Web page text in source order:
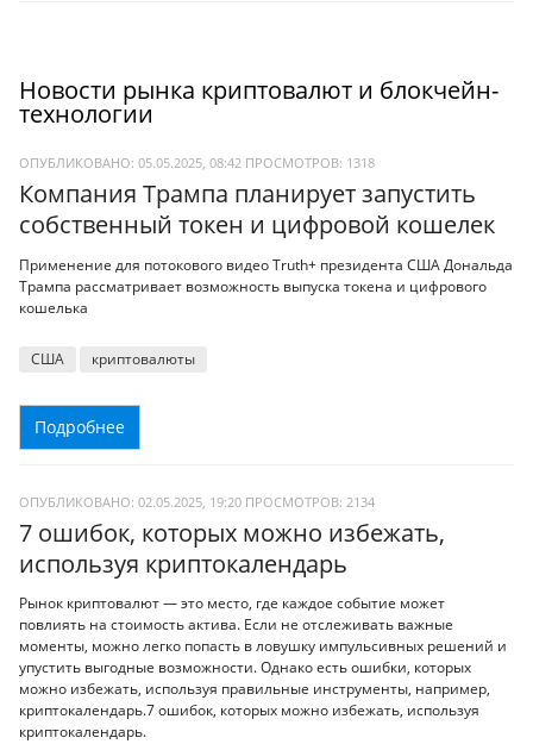
Новости рынка криптовалют и блокчейн-
технологии
ОПУБЛИКОВАНО: 05.05.2025, 08:42 ПРОСМОТРОВ: 1318
Компания Трампа планирует запустить
собственный токен и цифровой кошелек
Применение для потокового видео Truth+ президента США Дональда
Трампа рассматривает возможность выпуска токена и цифрового
кошелька
США криптовалюты
Подробнее
ОПУБЛИКОВАНО: 02.05.2025, 19:20 ПРОСМОТРОВ: 2134
7 ошибок, которых можно избежать,
используя криптокалендарь
Рынок криптовалют — это место, где каждое событие может
повлиять на стоимость актива. Если не отслеживать важные
моменты, можно легко попасть в ловушку импульсивных решений и
упустить выгодные возможности. Однако есть ошибки, которых
можно избежать, используя правильные инструменты, например,
криптокалендарь.7 ошибок, которых можно избежать, используя
криптокалендарь.